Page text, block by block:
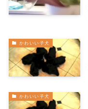
かわいい子犬
かわいい子犬